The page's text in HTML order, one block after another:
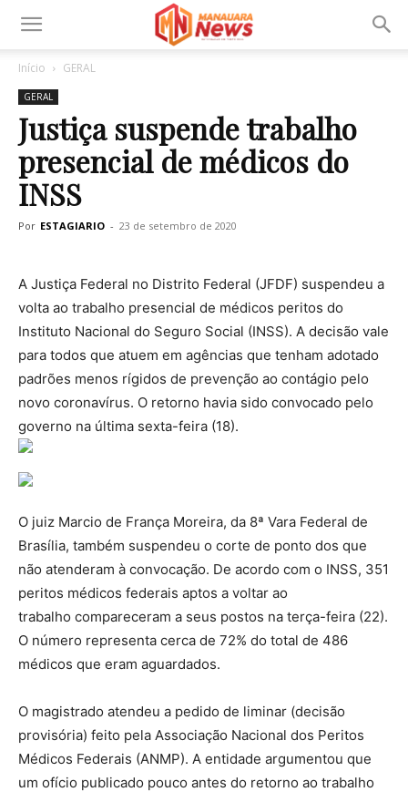
Início GERAL
GERAL
Justiça suspende trabalho
presencial de médicos do
INSS
Por ESTAGIARIO - 23 de setembro de 2020
A Justiça Federal no Distrito Federal (JFDF) suspendeu a
volta ao trabalho presencial de médicos peritos do
Instituto Nacional do Seguro Social (INSS). A decisão vale
para todos que atuem em agências que tenham adotado
padrões menos rígidos de prevenção ao contágio pelo
novo coronavírus. O retorno havia sido convocado pelo
governo na última sexta-feira (18).
O juiz Marcio de França Moreira, da 8ª Vara Federal de
Brasília, também suspendeu o corte de ponto dos que
não atenderam à convocação. De acordo com o INSS, 351
peritos médicos federais aptos a voltar ao
trabalho compareceram a seus postos na terça-feira (22).
O número representa cerca de 72% do total de 486
médicos que eram aguardados.
O magistrado atendeu a pedido de liminar (decisão
provisória) feito pela Associação Nacional dos Peritos
Médicos Federais (ANMP). A entidade argumentou que
um ofício publicado pouco antes do retorno ao trabalho